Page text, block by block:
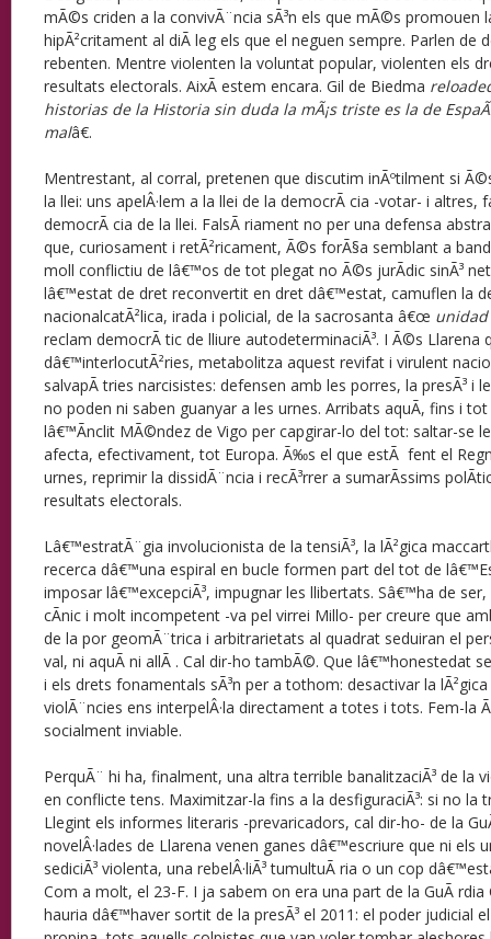
mÃ©s criden a la convivÃ¨ncia sÃ³n els que mÃ©s promouen
hipÃ²critament al diÃ leg els que el neguen sempre. Parlen de
rebenten. Mentre violenten la voluntat popular, violenten els
resultats electorals. AixÃ­ estem encara. Gil de Biedma
historias de la Historia sin duda la mÃ¡s triste es la de
malâ€.
Mentrestant, al corral, pretenen que discutim inÃºtilment si
la llei: uns apelÂ·lem a la llei de la democrÃ cia -votar- i altres,
democrÃ cia de la llei. FalsÃ riament no per una defensa
que, curiosament i retÃ²ricament, Ã©s forÃ§a semblant a
moll conflictiu de lâ€™os de tot plegat no Ã©s jurÃ­dic sinÃ³
lâ€™estat de dret reconvertit en dret dâ€™estat, camuflen la
nacionalcatÃ²lica, irada i policial, de la sacrosanta â€œ unidad
reclam democrÃ tic de lliure autodeterminaciÃ³. I Ã©s Llarena
dâ€™interlocutÃ²ries, metabolitza aquest revifat i virulent
salvapÃ tries narcisistes: defensen amb les porres, la presÃ³ i
no poden ni saben guanyar a les urnes. Arribats aquÃ­, fins i
lâ€™Ã­nclit MÃ©ndez de Vigo per capgirar-lo del tot: saltar-se
afecta, efectivament, tot Europa. Ã‰s el que estÃ fent el
urnes, reprimir la dissidÃ¨ncia i recÃ³rrer a sumarÃ­ssims
resultats electorals.
Lâ€™estratÃ¨gia involucionista de la tensiÃ³, la lÃ²gica
recerca dâ€™una espiral en bucle formen part del tot de
imposar lâ€™excepciÃ³, impugnar les llibertats. Sâ€™ha de
cÃ­nic i molt incompetent -va pel virrei Millo- per creure que
de la por geomÃ¨trica i arbitrarietats al quadrat seduiran el
val, ni aquÃ­ ni allÃ . Cal dir-ho tambÃ©. Que lâ€™honestedat
i els drets fonamentals sÃ³n per a tothom: desactivar la
violÃ¨ncies ens interpelÂ·la directament a totes i tots. Fem-la
socialment inviable.
PerquÃ¨ hi ha, finalment, una altra terrible banalitzaciÃ³ de la
en conflicte tens. Maximitzar-la fins a la desfiguraciÃ³: si no la
Llegint els informes literaris -prevaricadors, cal dir-ho- de la
novelÂ·lades de Llarena venen ganes dâ€™escriure que ni els
sediciÃ³ violenta, una rebelÂ·liÃ³ tumultuÃ ria o un cop
Com a molt, el 23-F. I ja sabem on era una part de la GuÃ
hauria dâ€™haver sortit de la presÃ³ el 2011: el poder judicial